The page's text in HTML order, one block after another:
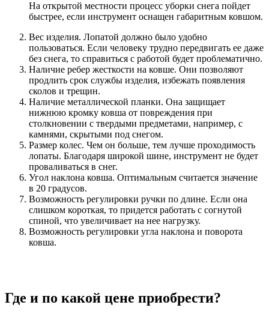
На открытой местности процесс уборки снега пойдет
быстрее, если инструмент оснащен габаритным ковшом.
Вес изделия. Лопатой должно было удобно
пользоваться. Если человеку трудно передвигать ее даже
без снега, то справиться с работой будет проблематично.
Наличие ребер жесткости на ковше. Они позволяют
продлить срок службы изделия, избежать появления
сколов и трещин.
Наличие металлической планки. Она защищает
нижнюю кромку ковша от повреждения при
столкновении с твердыми предметами, например, с
камнями, скрытыми под снегом.
Размер колес. Чем он больше, тем лучше проходимость
лопаты. Благодаря широкой шине, инструмент не будет
проваливаться в снег.
Угол наклона ковша. Оптимальным считается значение
в 20 градусов.
Возможность регулировки ручки по длине. Если она
слишком короткая, то придется работать с согнутой
спиной, что увеличивает на нее нагрузку.
Возможность регулировки угла наклона и поворота
ковша.
Где и по какой цене приобрести?